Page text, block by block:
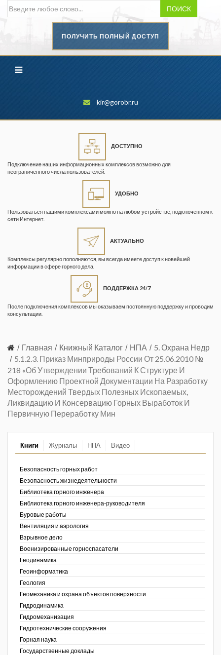
ПОИСК
ПОЛУЧИТЬ ПОЛНЫЙ ДОСТУП
kir@gorobr.ru
ДОСТУПНО
Подключение наших информационных комплексов возможно для
неограниченного числа пользователей.
УДОБНО
Пользоваться нашими комплексами можно на любом устройстве, подключенном к
сети Интернет.
АКТУАЛЬНО
Комплексы регулярно пополняются, вы всегда имеете доступ к новейшей
информации в сфере горного дела.
ПОДДЕРЖКА 24/7
После подключения комплексов мы оказываем постоянную поддержку и проводим
консультации.
Главная Книжный Каталог НПА
5. Охрана Недр
5.1.2.3. Приказ Минприроды России От 25.06.2010 №
218 «Об Утверждении Требований К Структуре И
Оформлению Проектной Документации На Разработку
Месторождений Твердых Полезных Ископаемых,
Ликвидацию И Консервацию Горных Выработок И
Первичную Переработку Мин
Книги Журналы НПА Видео
Безопасность горных работ
Безопасность жизнедеятельности
Библиотека горного инженера
Библиотека горного инженера-руководителя
Буровые работы
Вентиляция и аэрология
Взрывное дело
Военизированные горноспасатели
Геодинамика
Геоинформатика
Геология
Геомеханика и охрана объектов поверхности
Гидродинамика
Гидромеханизация
Гидротехнические сооружения
Горная наука
Государственные доклады
промышленности
Геопрофи
Горнопромышленные ведомости
Кузбасса. Информационный
безопасность»
Информационный бюллетень
атомному надзору
Информация и космос
Маркшейдерия и недропользование
Маркшейдерский вестник
Нефтегазовая вертикаль
Разведка и охрана недр
Сибирский форум
"События и люди" (газета ОАО
Стандарт качества
Сфера. Нефть и газ